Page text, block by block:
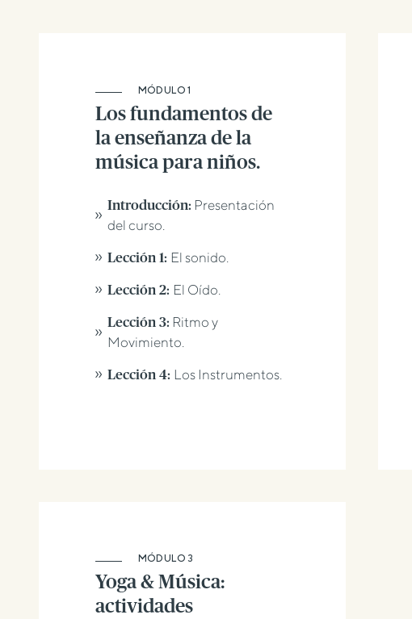
MÓDULO 1
Los fundamentos de
la enseñanza de la
música para niños.
Introducción: Presentación
del curso.
Lección 1: El sonido.
Lección 2: El Oído.
Lección 3: Ritmo y
Movimiento.
Lección 4: Los Instrumentos.
MÓDULO 3
Yoga & Música:
actividades